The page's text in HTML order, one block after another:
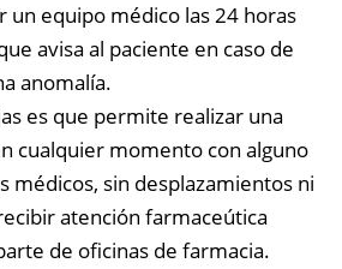
un equipo médico las 24 horas
avisa al paciente en caso de
anomalía.
es que permite realizar una
cualquier momento con alguno
médicos, sin desplazamientos ni
atención farmaceútica
de oficinas de farmacia.